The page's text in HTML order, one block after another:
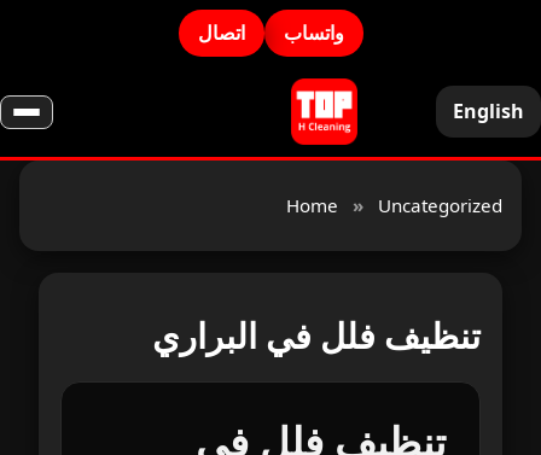
واتساب اتصال
English
Home » Uncategorized
تنظيف فلل في البراري
تنظيف فلل في